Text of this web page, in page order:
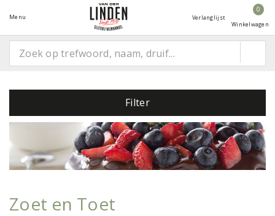
Menu Verlanglijst
0
Winkelwagen
Filter
Zoet en Toet